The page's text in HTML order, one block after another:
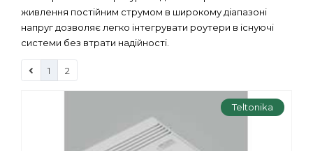
живлення постійним струмом в широкому діапазоні
напруг дозволяє легко інтегрувати роутери в існуючі
системи без втрати надійності.
1 2
Teltonika